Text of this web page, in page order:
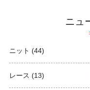
ニュ
ニット (44)
レース (13)